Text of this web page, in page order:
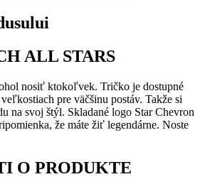
ALL STARS
nosiť ktokoľvek. Tričko je dostupné
pre väčšinu postáv. Takže si
na svoj štýl. Skladané logo Star Chevron
že máte žiť legendárne. Noste
O PRODUKTE